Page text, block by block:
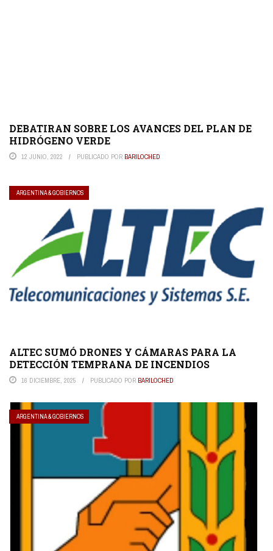
DEBATIRAN SOBRE LOS AVANCES DEL PLAN DE
HIDRÓGENO VERDE
12 JUNIO, 2022 PUBLICADO POR BARILOCHED
ARGENTINA & GOBIERNOS
ALTEC SUMÓ DRONES Y CÁMARAS PARA LA
DETECCIÓN TEMPRANA DE INCENDIOS
16 DICIEMBRE, 2025 PUBLICADO POR BARILOCHED
ARGENTINA & GOBIERNOS